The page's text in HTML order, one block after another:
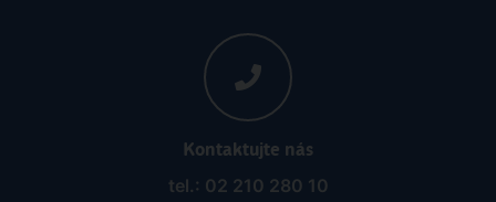
Kontaktujte nás
tel.: 02 210 280 10